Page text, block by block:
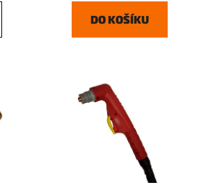
DO KOŠÍKU